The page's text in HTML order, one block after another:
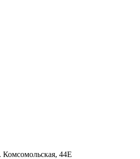
Комсомольская, 44Е